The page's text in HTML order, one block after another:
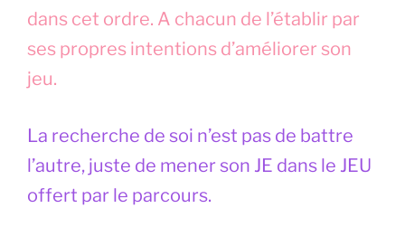
dans cet ordre. A chacun de l’établir par
ses propres intentions d’améliorer son
jeu.
La recherche de soi n’est pas de battre
l’autre, juste de mener son JE dans le JEU
offert par le parcours.